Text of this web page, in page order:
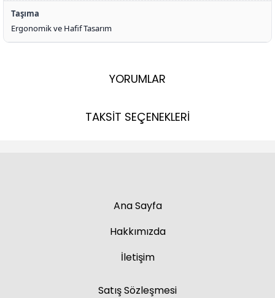
Taşıma
Ergonomik ve Hafif Tasarım
YORUMLAR
TAKSİT SEÇENEKLERİ
Ana Sayfa
Hakkımızda
İletişim
Satış Sözleşmesi